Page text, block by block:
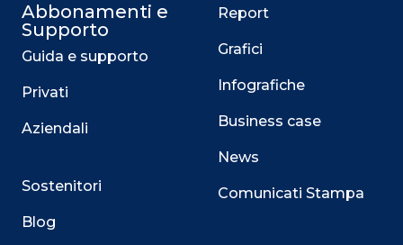
Abbonamenti e
Supporto
Guida e supporto
Privati
Aziendali
Sostenitori
Blog
Report
Grafici
Infografiche
Business case
News
Comunicati Stampa